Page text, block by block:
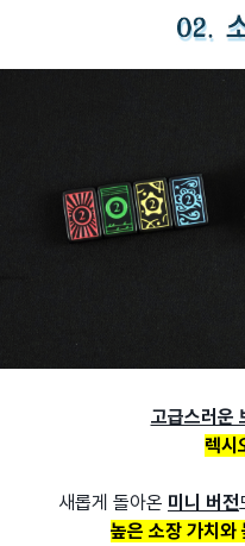
고급스러운
렉
새롭게 돌아온 미니 버전
높은 소장 가치와